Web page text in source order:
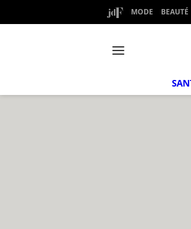
MODE BEAUTÉ